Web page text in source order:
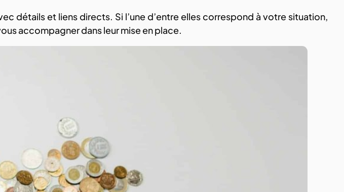
détails et liens directs. Si l’une d’entre elles correspond à votre situation,
accompagner dans leur mise en place.